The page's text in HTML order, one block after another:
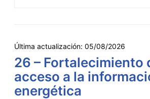
Última actualización: 05/08/2026
26 – Fortalecimiento
acceso a la
energética